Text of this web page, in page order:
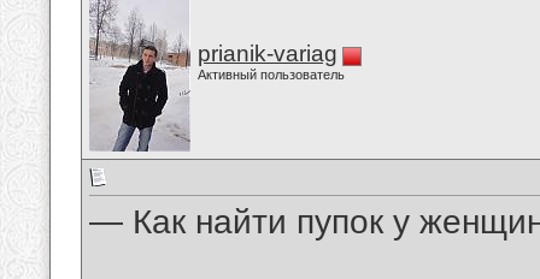
prianik-variag
Активный пользователь
— Как найти пупок у